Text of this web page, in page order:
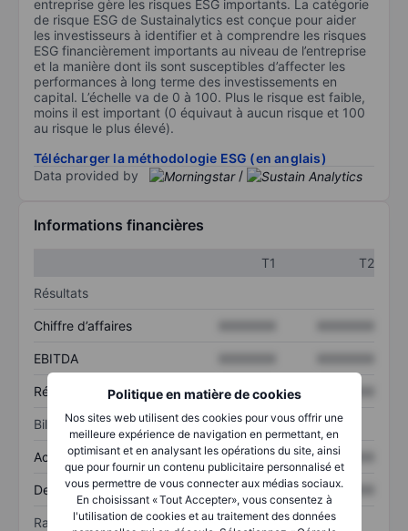
Politique en matière de cookies
Nos sites web utilisent des cookies pour vous offrir une
meilleure expérience de navigation en permettant, en
optimisant et en analysant les opérations du site, ainsi
que pour fournir un contenu publicitaire personnalisé et
vous permettre de vous connecter aux médias sociaux.
En choisissant « Tout Accepter», vous consentez à
l'utilisation de cookies et au traitement des données
entreprise gère les risques ESG importants. La catégorie
de risque ESG de Sustainalytics est conçue pour aider
les investisseurs à identifier et à comprendre les risques
ESG financièrement importants au niveau de l’entreprise
et la manière dont ils sont susceptibles d’affecter les
performances à long terme des investissements en
capital. L’échelle va de 0 à 100. Plus le risque est faible,
moins il est important (0 équivaut à aucun risque et 100
au risque le plus élevé).
Télécharger la méthodologie ESG (en anglais)
Data provided by
/
Informations financières
T1
T2
Résultats
Chiffre d’affaires
EBITDA
Résultat net XXXXXXX
Bilan
Actif total XXXXXXX XXXXXXX
Dette totale XXXXXXX XXXXXXX
Ratios